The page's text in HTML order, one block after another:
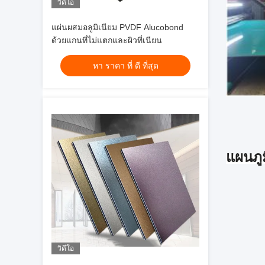
วิดีโอ
แผ่นผสมอลูมิเนียม PVDF Alucobond
ด้วยแกนที่ไม่แตกและผิวที่เนียน
หา ราคา ที่ ดี ที่สุด
วิดีโอ
แผน